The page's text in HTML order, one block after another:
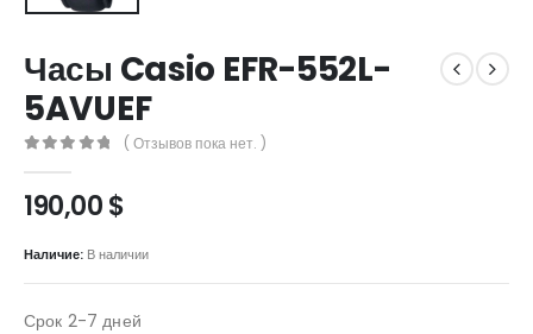
Часы Casio EFR-552L-
5AVUEF
( Отзывов пока нет. )
190,00$
Наличие: В наличии
Срок 2-7 дней